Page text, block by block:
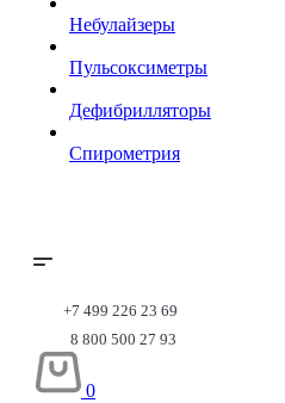
Небулайзеры
Пульсоксиметры
Дефибрилляторы
Спирометрия
+7 499 226 23 69
8 800 500 27 93
0